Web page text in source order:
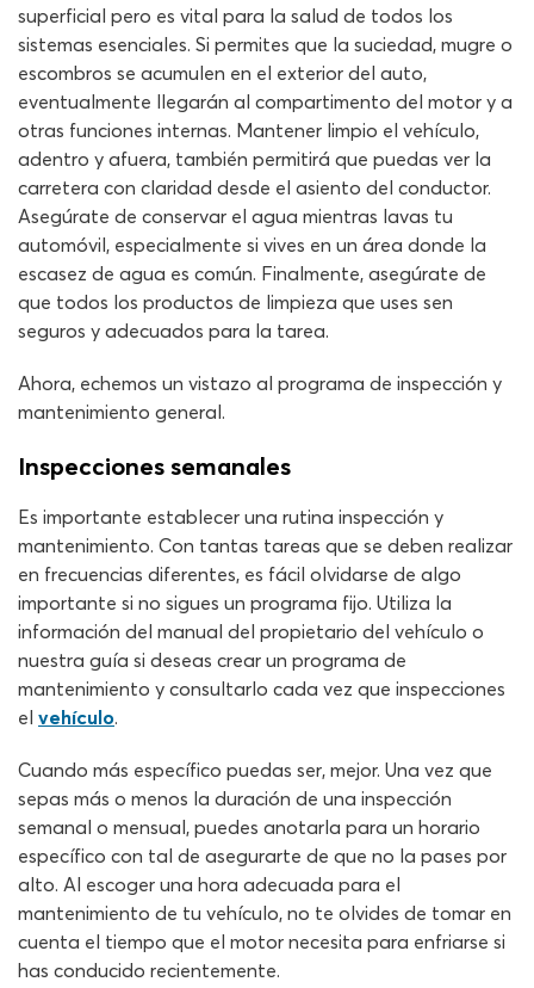
superficial pero es vital para la salud de todos los
sistemas esenciales. Si permites que la suciedad, mugre o
escombros se acumulen en el exterior del auto,
eventualmente llegarán al compartimento del motor y a
otras funciones internas. Mantener limpio el vehículo,
adentro y afuera, también permitirá que puedas ver la
carretera con claridad desde el asiento del conductor.
Asegúrate de conservar el agua mientras lavas tu
automóvil, especialmente si vives en un área donde la
escasez de agua es común. Finalmente, asegúrate de
que todos los productos de limpieza que uses sen
seguros y adecuados para la tarea.
Ahora, echemos un vistazo al programa de inspección y
mantenimiento general.
Inspecciones semanales
Es importante establecer una rutina inspección y
mantenimiento. Con tantas tareas que se deben realizar
en frecuencias diferentes, es fácil olvidarse de algo
importante si no sigues un programa fijo. Utiliza la
información del manual del propietario del vehículo o
nuestra guía si deseas crear un programa de
mantenimiento y consultarlo cada vez que inspecciones
el vehículo.
Cuando más específico puedas ser, mejor. Una vez que
sepas más o menos la duración de una inspección
semanal o mensual, puedes anotarla para un horario
específico con tal de asegurarte de que no la pases por
alto. Al escoger una hora adecuada para el
mantenimiento de tu vehículo, no te olvides de tomar en
cuenta el tiempo que el motor necesita para enfriarse si
has conducido recientemente.